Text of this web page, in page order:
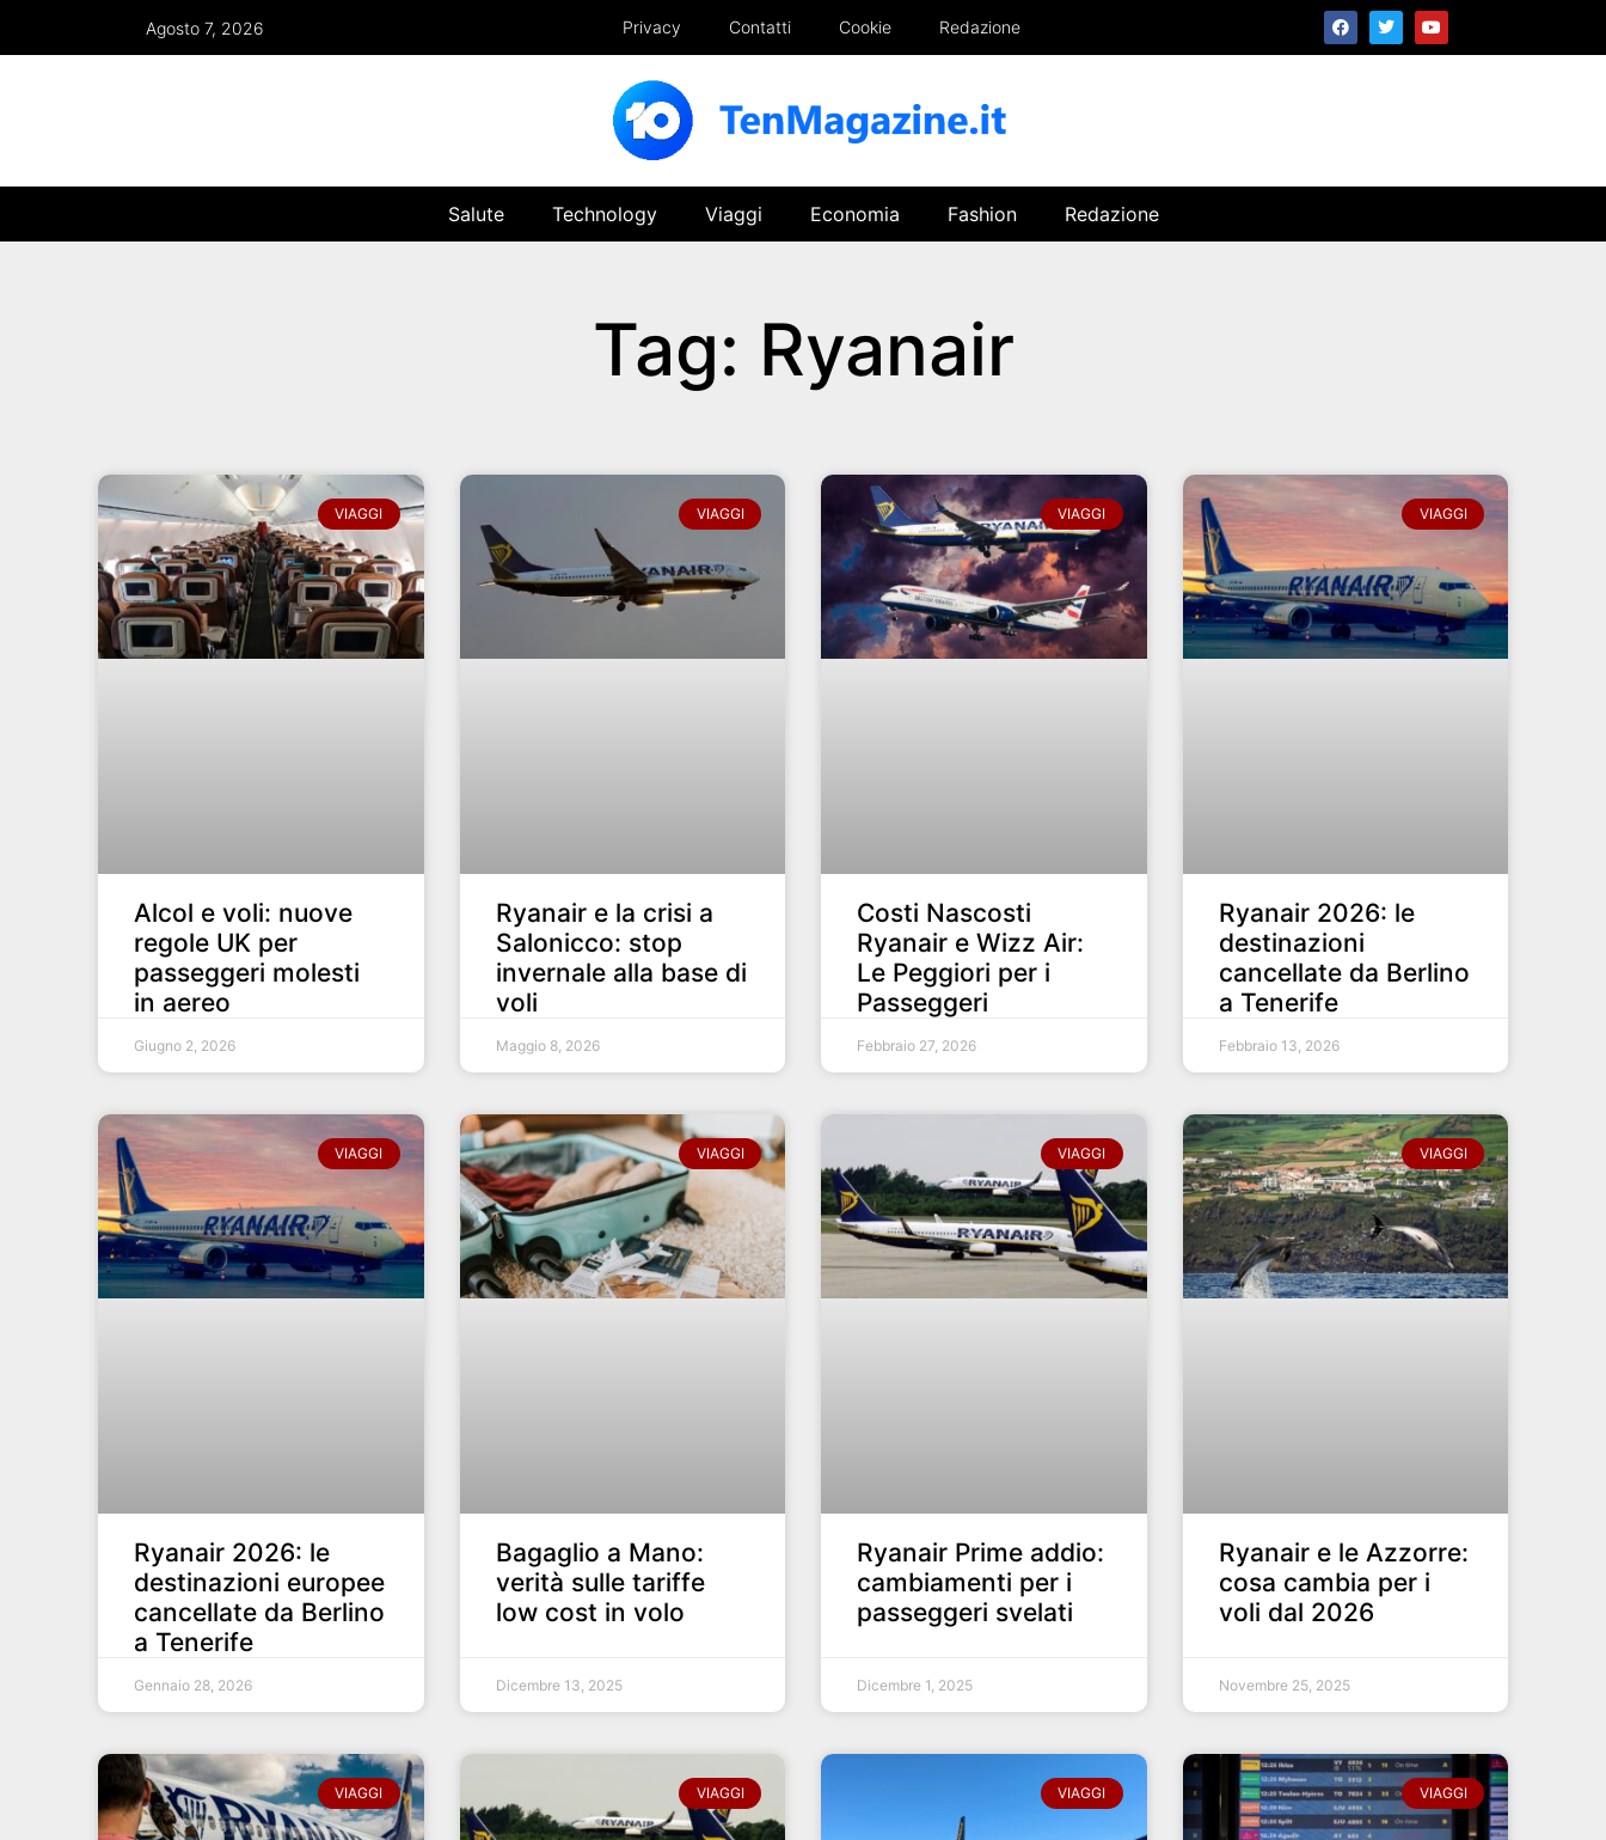
Agosto 7, 2026 Privacy Contatti Cookie Redazione
Salute Technology Viaggi Economia Fashion Redazione
Tag: Ryanair
VIAGGI
Alcol e voli: nuove
regole UK per
passeggeri molesti
in aereo
Giugno 2, 2026
VIAGGI
Ryanair e la crisi a
Salonicco: stop
invernale alla base di
voli
Maggio 8, 2026
VIAGGI
Costi Nascosti
Ryanair e Wizz Air:
Le Peggiori per i
Passeggeri
Febbraio 27, 2026
VIAGGI
Ryanair 2026: le
destinazioni
cancellate da Berlino
a Tenerife
Febbraio 13, 2026
VIAGGI
Ryanair 2026: le
destinazioni europee
cancellate da Berlino
a Tenerife
Gennaio 28, 2026
VIAGGI
Bagaglio a Mano:
verità sulle tariffe
low cost in volo
Dicembre 13, 2025
VIAGGI
Ryanair Prime addio:
cambiamenti per i
passeggeri svelati
Dicembre 1, 2025
VIAGGI
Ryanair e le Azzorre:
cosa cambia per i
voli dal 2026
Novembre 25, 2025
VIAGGI VIAGGI VIAGGI VIAGGI